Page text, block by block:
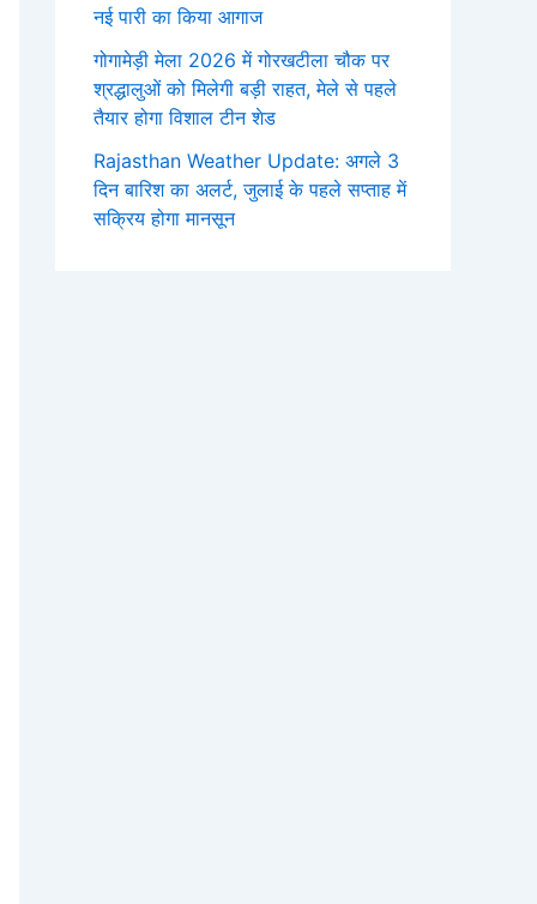
नई पारी का किया आगाज
गोगामेड़ी मेला 2026 में गोरखटीला चौक पर
श्रद्धालुओं को मिलेगी बड़ी राहत, मेले से पहले
तैयार होगा विशाल टीन शेड
Rajasthan Weather Update: अगले 3
दिन बारिश का अलर्ट, जुलाई के पहले सप्ताह में
सक्रिय होगा मानसून